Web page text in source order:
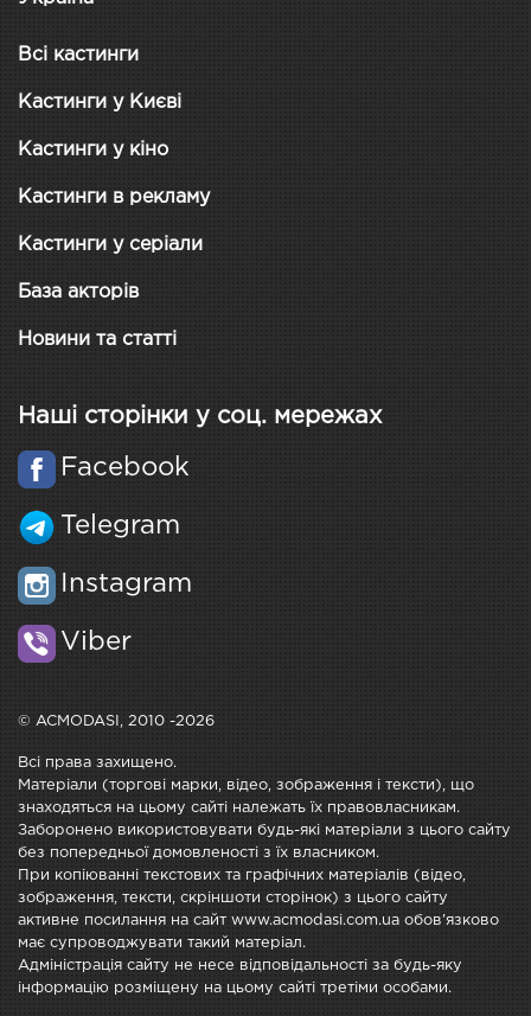
Всі кастинги
Кастинги у Києві
Кастинги у кіно
Кастинги в рекламу
Кастинги у серіали
База акторів
Новини та статті
Наші сторінки у соц. мережах
Facebook
Telegram
Instagram
Viber
© ACMODASI, 2010 -2026
Всі права захищено.
Матеріали (торгові марки, відео, зображення і тексти), що
знаходяться на цьому сайті належать їх правовласникам.
Заборонено використовувати будь-які матеріали з цього сайту
без попередньої домовленості з їх власником.
При копіюванні текстових та графічних матеріалів (відео,
зображення, тексти, скріншоти сторінок) з цього сайту
активне посилання на сайт www.acmodasi.com.ua обов'язково
має супроводжувати такий матеріал.
Адміністрація сайту не несе відповідальності за будь-яку
інформацію розміщену на цьому сайті третіми особами.